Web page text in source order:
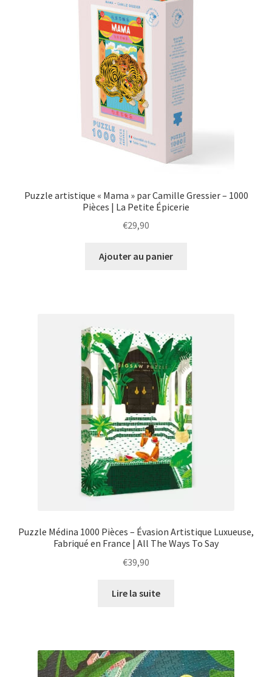
Puzzle artistique « Mama » par Camille Gressier – 1000
Pièces | La Petite Épicerie
€29,90
Ajouter au panier
Puzzle Médina 1000 Pièces – Évasion Artistique Luxueuse,
Fabriqué en France | All The Ways To Say
€39,90
Lire la suite